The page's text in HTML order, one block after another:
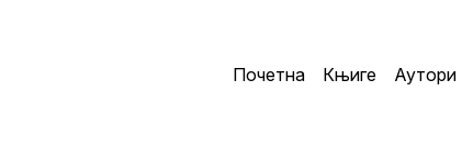
Почетна Књиге Аутори